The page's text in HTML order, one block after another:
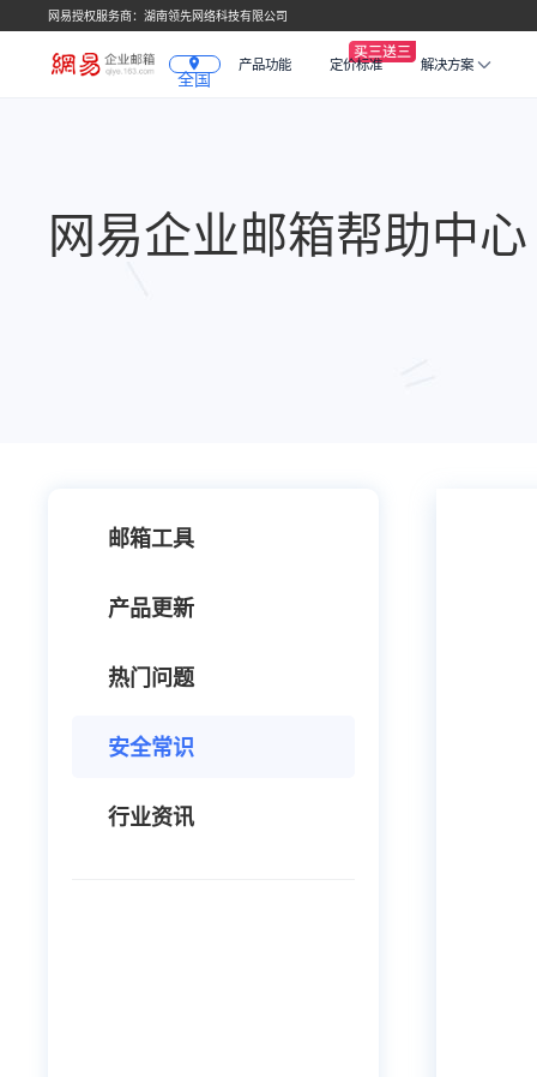
网易授权服务商：湖南领先网络科技有限公司
全国
产品功能 定价标准 解决方案
网易企业邮箱帮助中心
邮箱工具
产品更新
热门问题
安全常识
行业资讯